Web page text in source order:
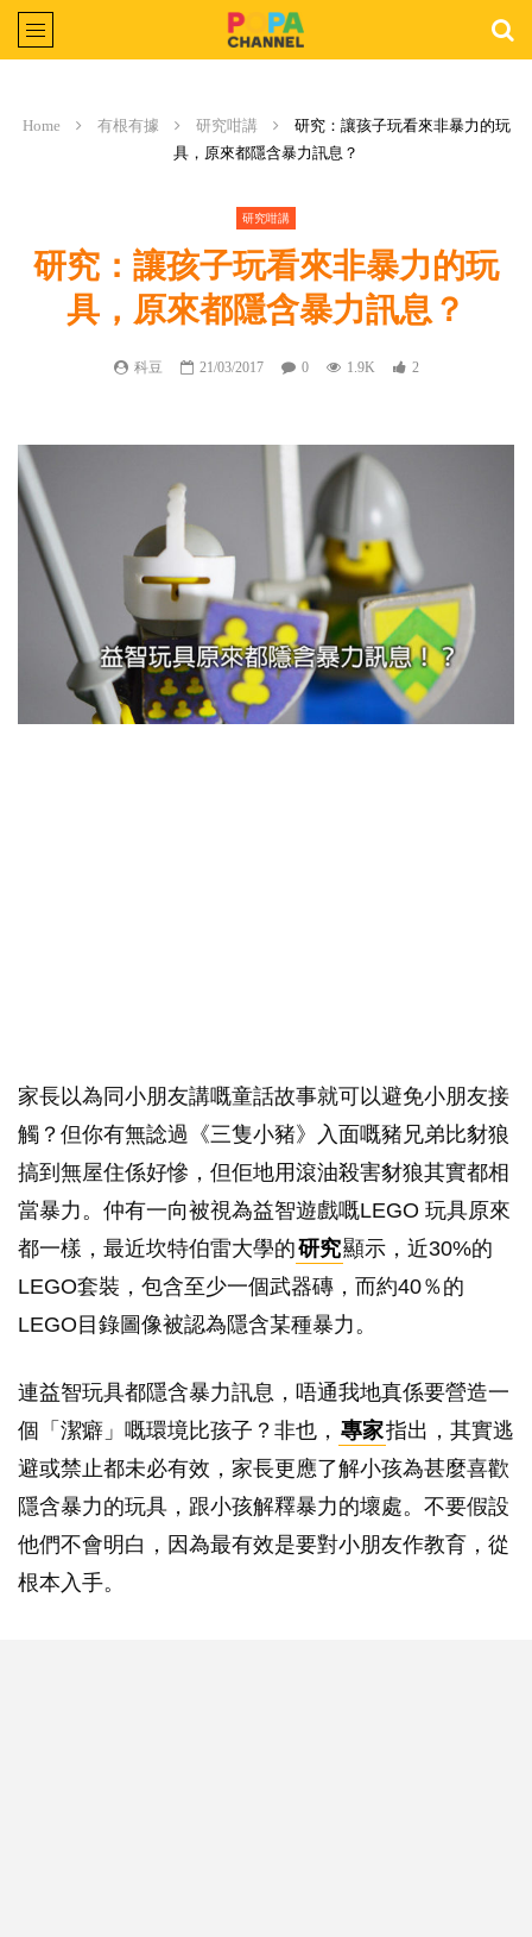
Home 有根有據 研究咁講
研究：讓孩子玩看來非暴力的玩
具，原來都隱含暴力訊息？
研究咁講
研究：讓孩子玩看來非暴力的玩
具，原來都隱含暴力訊息？
科豆 21/03/2017 0 1.9K 2
家長以為同小朋友講嘅童話故事就可以避免小朋友接
觸？但你有無諗過《三隻小豬》入面嘅豬兄弟比豺狼
搞到無屋住係好慘，但佢地用滾油殺害豺狼其實都相
當暴力。仲有一向被視為益智遊戲嘅LEGO 玩具原來
都一樣，最近坎特伯雷大學的研究顯示，近30%的
LEGO套裝，包含至少一個武器磚，而約40％的
LEGO目錄圖像被認為隱含某種暴力。
連益智玩具都隱含暴力訊息，唔通我地真係要營造一
個「潔癖」嘅環境比孩子？非也， 專家指出，其實逃
避或禁止都未必有效，家長更應了解小孩為甚麼喜歡
隱含暴力的玩具，跟小孩解釋暴力的壞處。不要假設
他們不會明白，因為最有效是要對小朋友作教育，從
根本入手。